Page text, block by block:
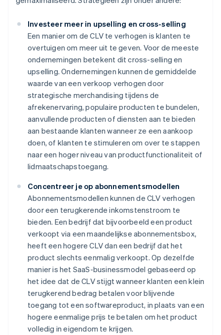
Investeer meer in upselling en cross-selling
Een manier om de CLV te verhogen is klanten te
overtuigen om meer uit te geven. Voor de meeste
ondernemingen betekent dit cross-selling en
upselling. Ondernemingen kunnen de gemiddelde
waarde van een verkoop verhogen door
strategische merchandising tijdens de
afrekenervaring, populaire producten te bundelen,
aanvullende producten of diensten aan te bieden
aan bestaande klanten wanneer ze een aankoop
doen, of klanten te stimuleren om over te stappen
naar een hoger niveau van productfunctionaliteit of
lidmaatschapstoegang.
Concentreer je op abonnementsmodellen
Abonnementsmodellen kunnen de CLV verhogen
door een terugkerende inkomstenstroom te
bieden. Een bedrijf dat bijvoorbeeld een product
verkoopt via een maandelijkse abonnementsbox,
heeft een hogere CLV dan een bedrijf dat het
product slechts eenmalig verkoopt. Op dezelfde
manier is het SaaS-businessmodel gebaseerd op
het idee dat de CLV stijgt wanneer klanten een klein
terugkerend bedrag betalen voor blijvende
toegang tot een softwareproduct, in plaats van een
hogere eenmalige prijs te betalen om het product
volledig in eigendom te krijgen.